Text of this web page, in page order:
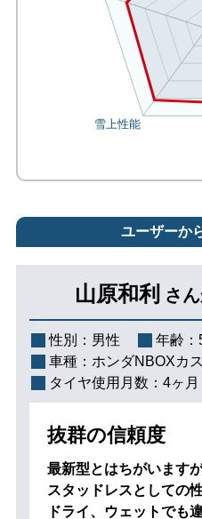
ユーザーか
山原和利 さ
性別： 男性 年齢：
車種： ホンダNBOXカ
タイヤ使用月数： 4ヶ月
抜群の信頼度
最新型とはちがいます
スタッドレスとしての
ドライ、ウェットでも